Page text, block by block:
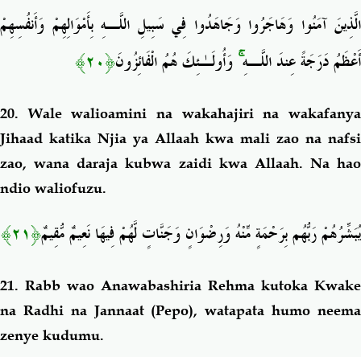
الَّذِينَ آمَنُوا وَهَاجَرُوا وَجَاهَدُوا فِي سَبِيلِ اللَّـهِ بِأَمْوَالِهِمْ وَأَنفُسِهِمْ
أَعْظَمُ دَرَجَةً عِندَ اللَّـهِۚوَأُولَـٰئِكَ هُمُ الْفَائِزُونَ﴿٢٠﴾
20. Wale walioamini na wakahajiri na wakafanya
Jihaad katika Njia ya Allaah kwa mali zao na nafsi
zao, wana daraja kubwa zaidi kwa Allaah. Na hao
ndio waliofuzu.
يُبَشِّرُهُمْ رَبُّهُم بِرَحْمَةٍ مِّنْهُ وَرِضْوَانٍ وَجَنَّاتٍ لَّهُمْ فِيهَا نَعِيمٌ مُّقِيمٌ﴿٢١﴾
21. Rabb wao Anawabashiria Rehma kutoka Kwake
na Radhi na Jannaat (Pepo), watapata humo neema
zenye kudumu.